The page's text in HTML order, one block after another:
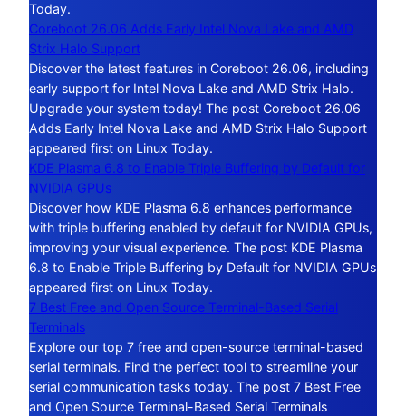
Today.
Coreboot 26.06 Adds Early Intel Nova Lake and AMD
Strix Halo Support
Discover the latest features in Coreboot 26.06, including
early support for Intel Nova Lake and AMD Strix Halo.
Upgrade your system today! The post Coreboot 26.06
Adds Early Intel Nova Lake and AMD Strix Halo Support
appeared first on Linux Today.
KDE Plasma 6.8 to Enable Triple Buffering by Default for
NVIDIA GPUs
Discover how KDE Plasma 6.8 enhances performance
with triple buffering enabled by default for NVIDIA GPUs,
improving your visual experience. The post KDE Plasma
6.8 to Enable Triple Buffering by Default for NVIDIA GPUs
appeared first on Linux Today.
7 Best Free and Open Source Terminal-Based Serial
Terminals
Explore our top 7 free and open-source terminal-based
serial terminals. Find the perfect tool to streamline your
serial communication tasks today. The post 7 Best Free
and Open Source Terminal-Based Serial Terminals